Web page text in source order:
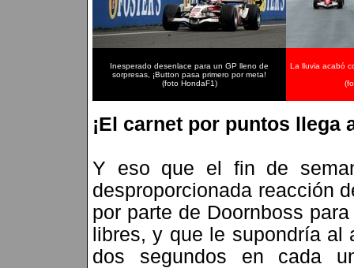
Inesperado desenlace para un GP lleno de
sorpresas, ¡Button pasa primero por meta!
(foto HondaF1)
La lluvia acabó
¡El carnet por puntos llega
Y eso que el fin de
desproporcionada reacción
por parte de Doornboss
libres, y que le supondría
dos segundos en cada